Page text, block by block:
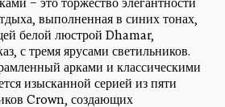
– это торжество элегантности
выполненная в синих тонах,
белой люстрой Dhamar,
с тремя ярусами светильников.
арками и классическими
изысканной серией из пяти
Crown, создающих